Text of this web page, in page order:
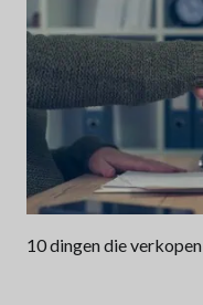
10 dingen die verkopen